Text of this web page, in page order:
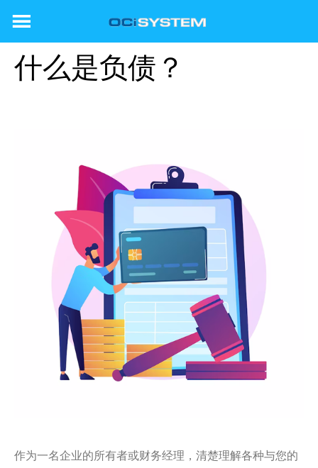
什么是负债？
作为一名企业的所有者或财务经理，清楚理解各种与您的